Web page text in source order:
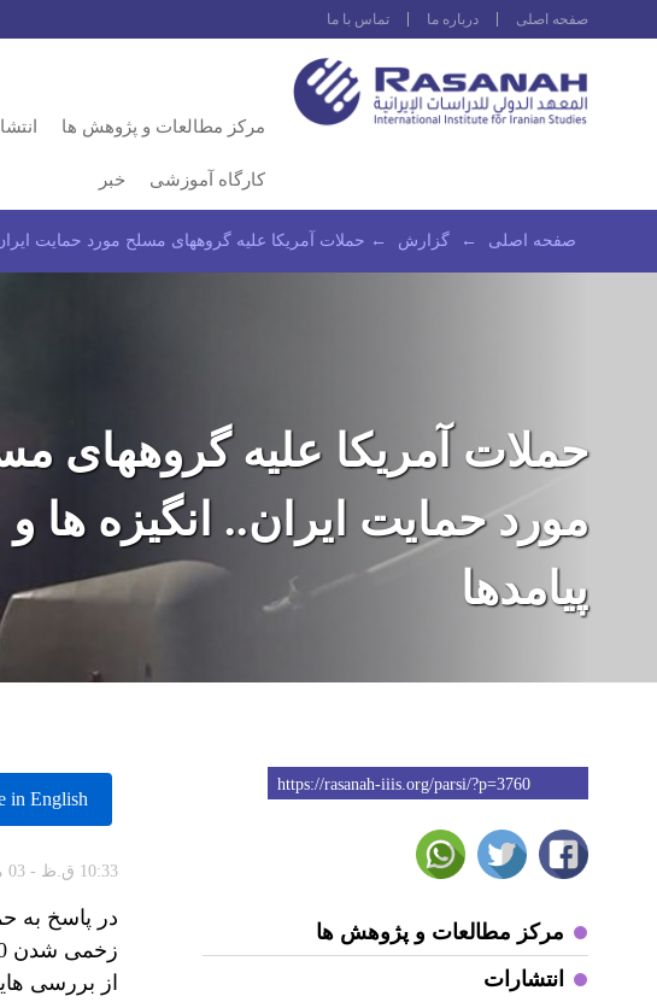
صفحه اصلى درباره ما تماس با ما
مرکز مطالعات و پژوهش ها
کارگاه آموزشی خبر
صفحه اصلى ← گزارش ← حملات آمریکا علیه گروههای مسلح مورد حمایت
حملات آمریکا علیه گروههای
مورد حمایت ایران.. انگیزه ها و
پیامدها
https://rasanah-iiis.org/parsi/?p=3760
مرکز مطالعات و پژوهش ها
انتشارات
in English
10:33 ق.ظ - 03 مارس 2024
زخمی شدن 40 تن دیگر انجامید، ایالات متحده علیه مواضعی در سوریه و عراق، دست به چندین
از بررسی